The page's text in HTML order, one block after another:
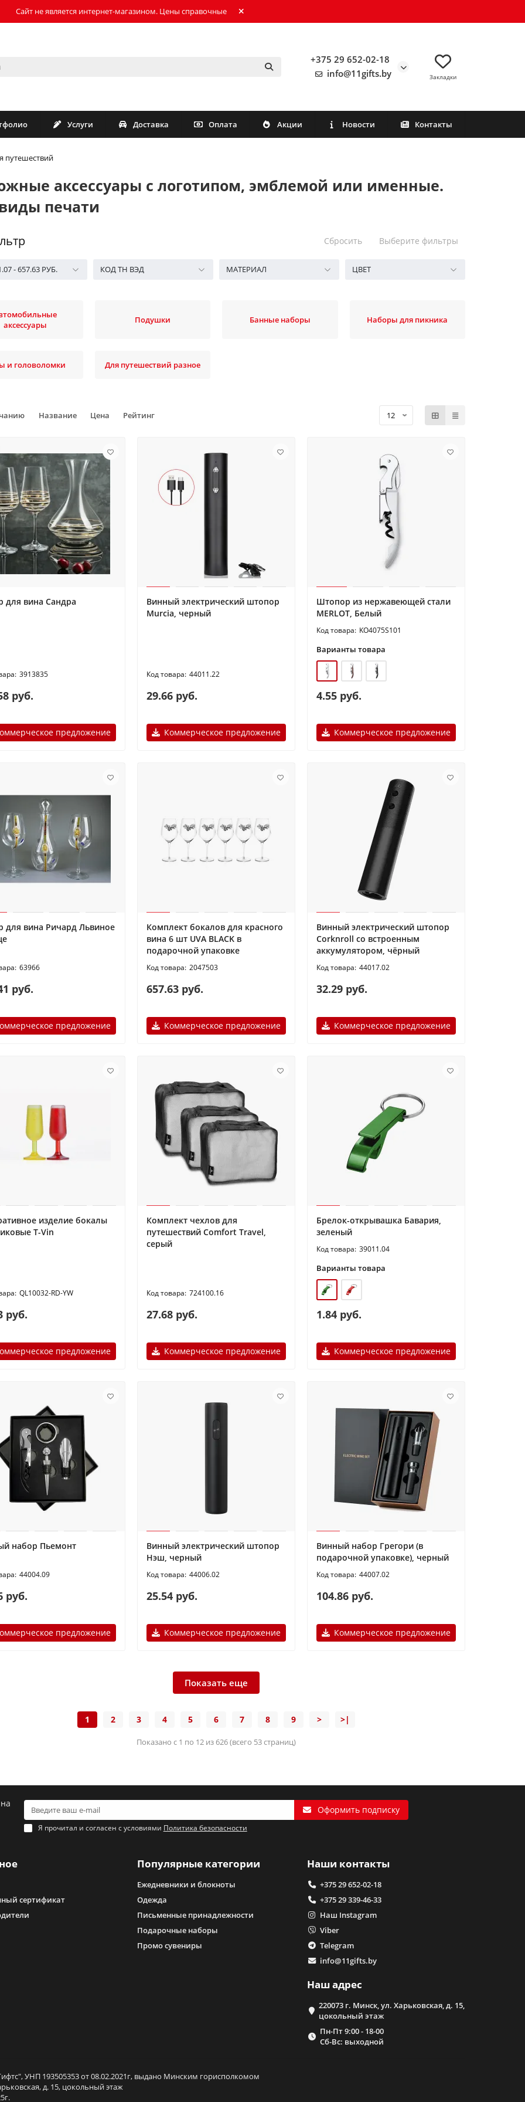
Сайт не является интернет-магазином. Цены справочные
+375 29 652-02-18
info@11gifts.by
Закладки
Услуги Доставка Оплата Акции Новости Контакты
путешествий
аксессуары с логотипом, эмблемой или именные.
печати
Сбросить Выберите фильтры
-657.63 РУБ. КОД ТН ВЭД МАТЕРИАЛ ЦВЕТ
аксессуары
Подушки Банные наборы Наборы для пикника
и головоломки Для путешествий разное
Название Цена Рейтинг
для вина Сандра
3913835
руб.
предложение
Винный электрический штопор
Murcia, черный
44011.22
29.66 руб.
Коммерческое предложение
Штопор из нержавеющей стали
MERLOT, Белый
KO4075S101
Варианты товара
4.55 руб.
Коммерческое предложение
для вина Ричард Львиное
63966
руб.
предложение
Комплект бокалов для красного
вина 6 шт UVA BLACK в
подарочной упаковке
2047503
657.63 руб.
Коммерческое предложение
Винный электрический штопор
Corknroll со встроенным
аккумулятором, чёрный
44017.02
32.29 руб.
Коммерческое предложение
изделие бокалы
T-Vin
QL10032-RD-YW
руб.
предложение
Комплект чехлов для
путешествий Comfort Travel,
серый
724100.16
27.68 руб.
Коммерческое предложение
Брелок-открывашка Бавария,
зеленый
39011.04
Варианты товара
1.84 руб.
Коммерческое предложение
набор Пьемонт
44004.09
руб.
предложение
Винный электрический штопор
Нэш, черный
44006.02
25.54 руб.
Коммерческое предложение
Винный набор Грегори (в
подарочной упаковке), черный
44007.02
104.86 руб.
Коммерческое предложение
Показать еще
1 2 3 4 5 6 7 8 9 > >|
Показано с 1 по 12 из 626 (всего 53 страниц)
Оформить подписку
Я прочитал и согласен с условиями Политика безопасности
сертификат
Популярные категории
Ежедневники и блокноты
Одежда
Письменные принадлежности
Подарочные наборы
Промо сувениры
Наши контакты
+375 29 652-02-18
+375 29 339-46-33
Наш Instagram
Viber
Telegram
info@11gifts.by
Наш адрес
220073 г. Минск, ул. Харьковская, д. 15,
цокольный этаж
Пн-Пт 9:00 - 18-00
Сб-Вс: выходной
УНП 193505353 от 08.02.2021г, выдано Минским горисполкомом
д. 15, цокольный этаж